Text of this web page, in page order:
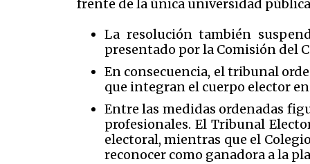
frente de la única universidad
La resolución también
presentado por la Comisión del
En consecuencia, el tribunal
que integran el cuerpo elector
Entre las medidas ordenadas
profesionales. El Tribunal
electoral, mientras que el
reconocer como ganadora a la